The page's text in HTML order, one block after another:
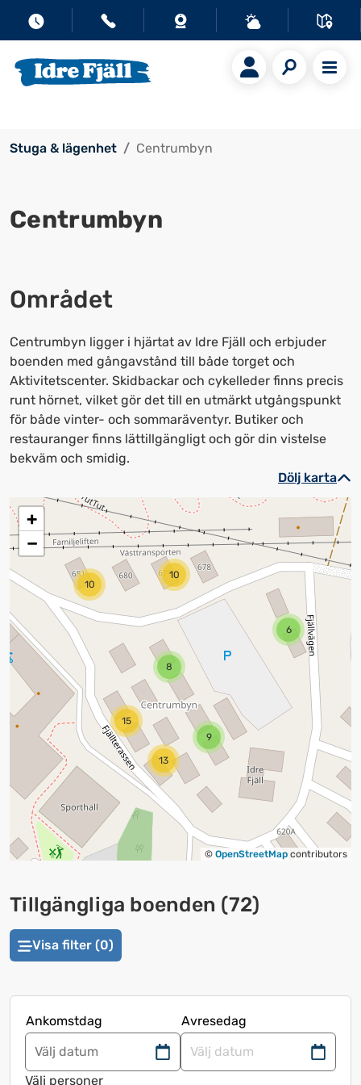
Stuga & lägenhet Centrumbyn
Området
Centrumbyn ligger i hjärtat av Idre Fjäll och erbjuder
boenden med gångavstånd till både torget och
Aktivitetscenter. Skidbackar och cykelleder finns precis
runt hörnet, vilket gör det till en utmärkt utgångspunkt
för både vinter- och sommaräventyr. Butiker och
restauranger finns lättillgängligt och gör din vistelse
bekväm och smidig.
Centrumbyn
Dölj karta
13
15
8
9
6
10
10
+
−
© OpenStreetMap contributors
Tillgängliga boenden (72)
Visa filter (0)
Ankomstdag
Avresedag
Navigera
framåt
Navigera
Välj personer